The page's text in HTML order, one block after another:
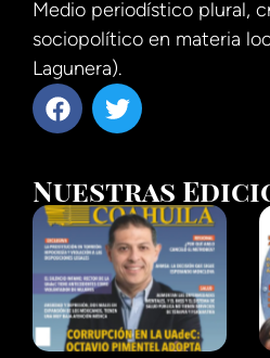
Medio periodístico plural,
sociopolítico en materia
Lagunera).
Nuestras